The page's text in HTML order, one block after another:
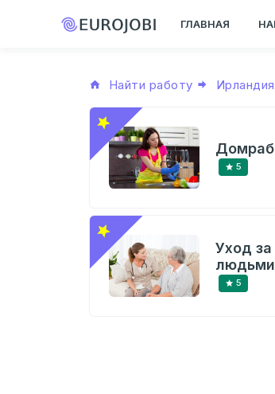
ГЛАВНАЯ
Найти работу Ирландия
5
Уход
людьми
5